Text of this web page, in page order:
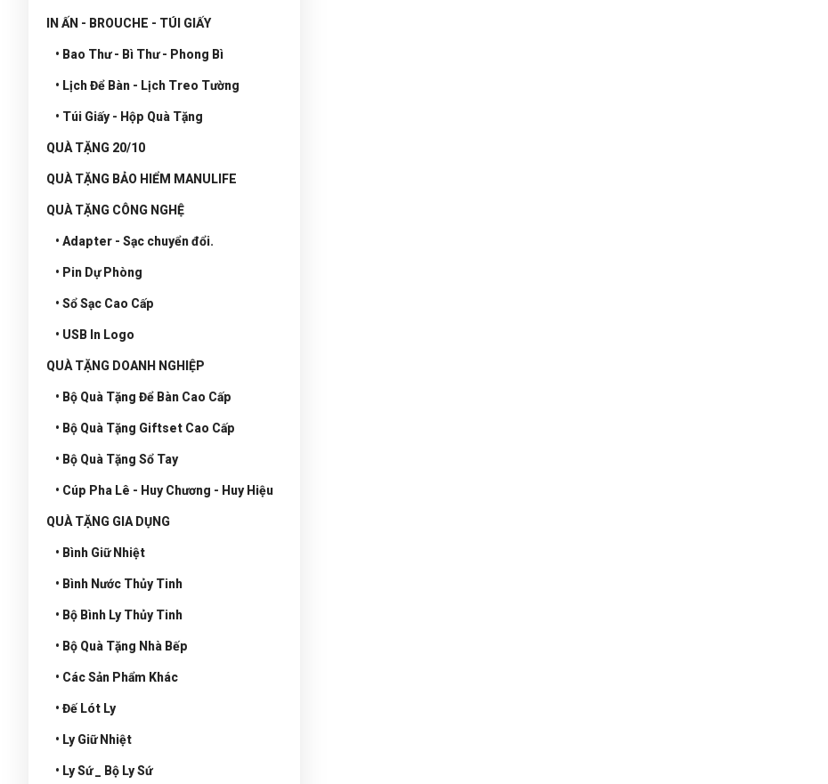
IN ẤN - BROUCHE - TÚI GIẤY
• Bao Thư - Bì Thư - Phong Bì
• Lịch Để Bàn - Lịch Treo Tường
• Túi Giấy - Hộp Quà Tặng
QUÀ TẶNG 20/10
QUÀ TẶNG BẢO HIỂM MANULIFE
QUÀ TẶNG CÔNG NGHỆ
• Adapter - Sạc chuyển đổi.
• Pin Dự Phòng
• Sổ Sạc Cao Cấp
• USB In Logo
QUÀ TẶNG DOANH NGHIỆP
• Bộ Quà Tặng Để Bàn Cao Cấp
• Bộ Quà Tặng Giftset Cao Cấp
• Bộ Quà Tặng Sổ Tay
• Cúp Pha Lê - Huy Chương - Huy Hiệu
QUÀ TẶNG GIA DỤNG
• Bình Giữ Nhiệt
• Bình Nước Thủy Tinh
• Bộ Bình Ly Thủy Tinh
• Bộ Quà Tặng Nhà Bếp
• Các Sản Phẩm Khác
• Đế Lót Ly
• Ly Giữ Nhiệt
• Ly Sứ _ Bộ Ly Sứ